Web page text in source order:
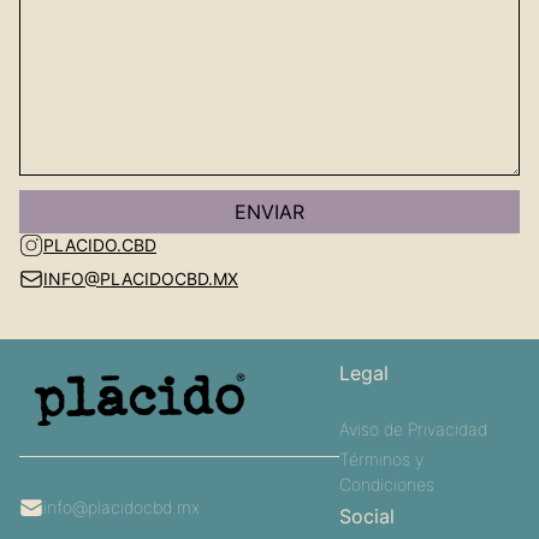
PLACIDO.CBD
INFO@PLACIDOCBD.MX
info@placidocbd.mx
Legal
Aviso de Privacidad
Términos y
Condiciones
Social